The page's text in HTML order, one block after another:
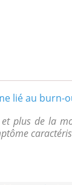
et plus de la